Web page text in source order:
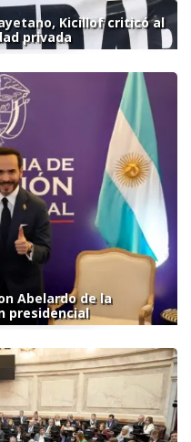
Kicillof criticó al
privada
Abelardo de la
presidencial